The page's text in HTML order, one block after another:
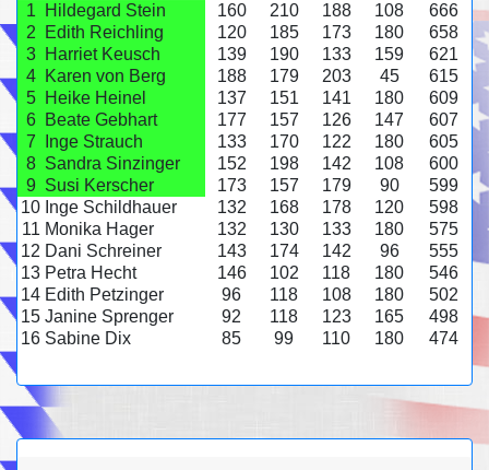
1
Hildegard Stein 160 210 188 108
666
2
Edith Reichling 120 185 173 180
658
3
Harriet Keusch 139 190 133 159
621
4
Karen von Berg 188 179 203 45
615
5
Heike Heinel 137 151 141 180
609
6
Beate Gebhart 177 157 126 147
607
7
Inge Strauch 133 170 122 180
605
8 Sandra Sinzinger 152 198 142 108
600
9 Susi Kerscher 173 157 179 90
599
10 Inge Schildhauer 132 168 178 120
598
11 Monika Hager 132 130 133 180
575
12 Dani Schreiner 143 174 142 96
555
13 Petra Hecht 146 102 118 180
546
14 Edith Petzinger 96 118 108 180
502
15 Janine Sprenger 92 118 123 165
498
16 Sabine Dix 85 99 110 180 474